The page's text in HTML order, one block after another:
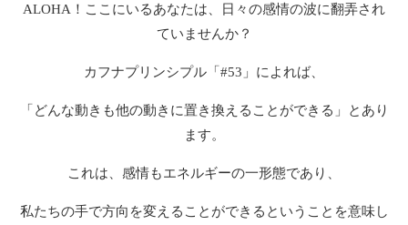
ALOHA！ここにいるあなたは、日々の感情の波に翻弄され
ていませんか？
カフナプリンシプル「#53」によれば、
「どんな動きも他の動きに置き換えることができる」とあり
ます。
これは、感情もエネルギーの一形態であり、
私たちの手で方向を変えることができるということを意味し